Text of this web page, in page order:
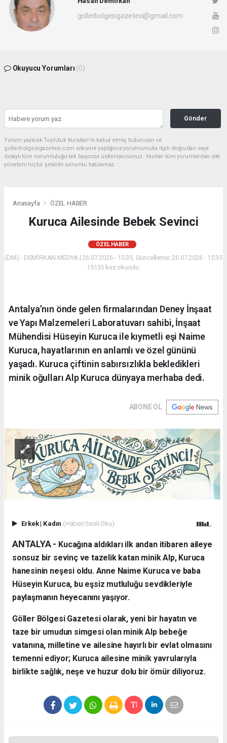
gollerbolgesigazetesi@gmail.com
Okuyucu Yorumları (0)
Gönder
Yorum yazarak Topluluk Kuralları’nı kabul etmiş bulunuyor ve
gollerbolgesigazetesi.com sitesine yaptığınız yorumunuzla ilgili doğrudan veya
dolaylı tüm sorumluluğu tek başınıza üstleniyorsunuz. Yazılan tüm yorumlardan site
yönetimi hiçbir şekilde sorumlu tutulamaz.
Anasayfa ÖZEL HABER
Kuruca Ailesinde Bebek Sevinci
ÖZEL HABER
(DM) - DEMİRKAN MEDYA | 26.07.2026 - 15:35, Güncelleme: 26.07.2026 - 15:35
15135 kez okundu.
Antalya’nın önde gelen firmalarından Deney İnşaat
ve Yapı Malzemeleri Laboratuvarı sahibi, İnşaat
Mühendisi Hüseyin Kuruca ile kıymetli eşi Naime
Kuruca, hayatlarının en anlamlı ve özel gününü
yaşadı. Kuruca çiftinin sabırsızlıkla bekledikleri
minik oğulları Alp Kuruca dünyaya merhaba dedi.
ABONE OL
Erkek| Kadın (Haberi Sesli Oku)
ANTALYA - ​ Kucağına aldıkları ilk andan itibaren aileye
sonsuz bir sevinç ve tazelik katan minik Alp, Kuruca
hanesinin neşesi oldu. Anne Naime Kuruca ve baba
Hüseyin Kuruca, bu eşsiz mutluluğu sevdikleriyle
paylaşmanın heyecanını yaşıyor.
​Göller Bölgesi Gazetesi olarak, yeni bir hayatın ve
taze bir umudun simgesi olan minik Alp bebeğe
vatanına, milletine ve ailesine hayırlı bir evlat olmasını
temenni ediyor; Kuruca ailesine minik yavrularıyla
birlikte sağlık, neşe ve huzur dolu bir ömür diliyoruz.